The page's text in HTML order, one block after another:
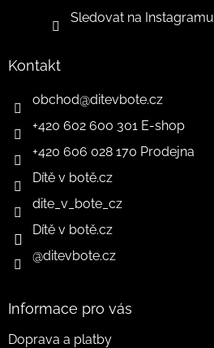
Sledovat na Instagramu
Kontakt
obchod@ditevbote.cz
+420 602 600 301 E-shop
+420 606 028 170 Prodejna
Dítě v botě.cz
dite_v_bote_cz
Dítě v botě.cz
@ditevbote.cz
Informace pro vás
Doprava a platby